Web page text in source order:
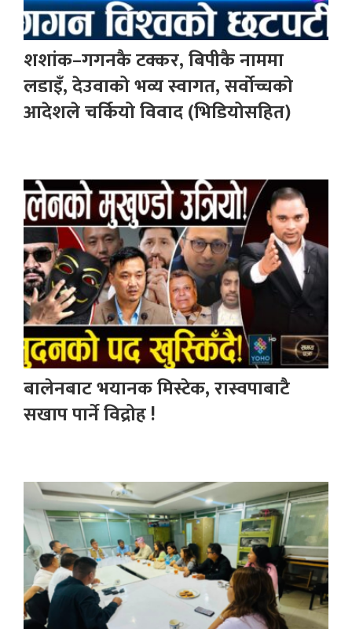
शशांक–गगनकै टक्कर, बिपीकै नाममा
लडाइँ, देउवाको भव्य स्वागत, सर्वोच्चको
आदेशले चर्कियो विवाद (भिडियोसहित)
बालेनबाट भयानक मिस्टेक, रास्वपाबाटै
सखाप पार्ने विद्रोह !